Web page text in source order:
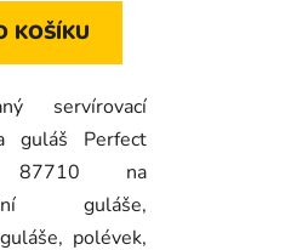
KOŠÍKU
servírovací
guláš Perfect
87710 na
guláše,
polévek,